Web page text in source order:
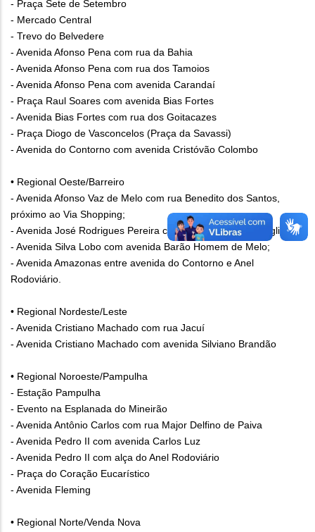
- Praça Sete de Setembro
- Mercado Central
- Trevo do Belvedere
- Avenida Afonso Pena com rua da Bahia
- Avenida Afonso Pena com rua dos Tamoios
- Avenida Afonso Pena com avenida Carandaí
- Praça Raul Soares com avenida Bias Fortes
- Avenida Bias Fortes com rua dos Goitacazes
- Praça Diogo de Vasconcelos (Praça da Savassi)
- Avenida do Contorno com avenida Cristóvão Colombo
• Regional Oeste/Barreiro
- Avenida Afonso Vaz de Melo com rua Benedito dos Santos,
próximo ao Via Shopping;
- Avenida José Rodrigues Pereira com avenida Raja Gabaglia;
- Avenida Silva Lobo com avenida Barão Homem de Melo;
- Avenida Amazonas entre avenida do Contorno e Anel
Rodoviário.
• Regional Nordeste/Leste
- Avenida Cristiano Machado com rua Jacuí
- Avenida Cristiano Machado com avenida Silviano Brandão
• Regional Noroeste/Pampulha
- Estação Pampulha
- Evento na Esplanada do Mineirão
- Avenida Antônio Carlos com rua Major Delfino de Paiva
- Avenida Pedro II com avenida Carlos Luz
- Avenida Pedro II com alça do Anel Rodoviário
- Praça do Coração Eucarístico
- Avenida Fleming
• Regional Norte/Venda Nova